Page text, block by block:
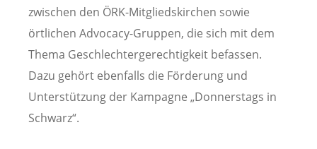
zwischen den ÖRK-Mitgliedskirchen sowie
örtlichen Advocacy-Gruppen, die sich mit dem
Thema Geschlechtergerechtigkeit befassen.
Dazu gehört ebenfalls die Förderung und
Unterstützung der Kampagne „Donnerstags in
Schwarz“.